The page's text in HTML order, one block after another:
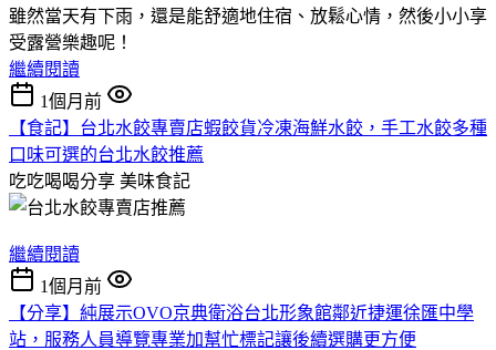
雖然當天有下雨，還是能舒適地住宿、放鬆心情，然後小小享
受露營樂趣呢！
繼續閱讀
1個月前
【食記】台北水餃專賣店蝦餃貨冷凍海鮮水餃，手工水餃多種
口味可選的台北水餃推薦
吃吃喝喝分享 美味食記
繼續閱讀
1個月前
【分享】純展示OVO京典衛浴台北形象館鄰近捷運徐匯中學
站，服務人員導覽專業加幫忙標記讓後續選購更方便